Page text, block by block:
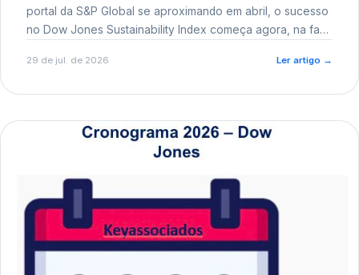
portal da S&P Global se aproximando em abril, o sucesso
no Dow Jones Sustainability Index começa agora, na fase
29 de jul. de 2026 Ler artigo →